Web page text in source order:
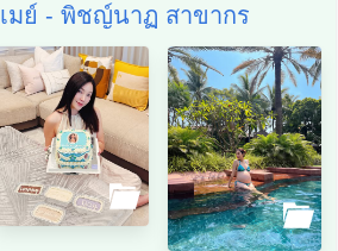
เมย์ - พิชญ์นาฏ สาขากร